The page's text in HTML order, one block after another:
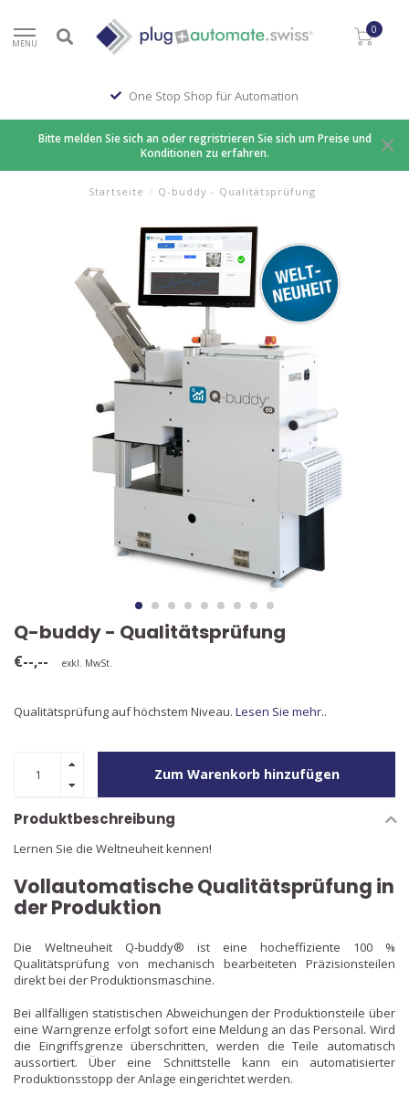
MENU
0
One Stop Shop für Automation
Bitte melden Sie sich an oder regristrieren Sie sich um Preise und
Konditionen zu erfahren.
Startseite / Q-buddy - Qualitätsprüfung
Q-buddy - Qualitätsprüfung
€--,-- exkl. MwSt.
Qualitätsprüfung auf höchstem Niveau. Lesen Sie mehr..
Zum Warenkorb hinzufügen
Produktbeschreibung
Lernen Sie die Weltneuheit kennen!
Vollautomatische Qualitätsprüfung in
der Produktion
Die Weltneuheit Q-buddy® ist eine hocheffiziente 100 %
Qualitätsprüfung von mechanisch bearbeiteten Präzisionsteilen
direkt bei der Produktionsmaschine.
Bei allfälligen statistischen Abweichungen der Produktionsteile über
eine Warngrenze erfolgt sofort eine Meldung an das Personal. Wird
die Eingriffsgrenze überschritten, werden die Teile automatisch
aussortiert. Über eine Schnittstelle kann ein automatisierter
Produktionsstopp der Anlage eingerichtet werden.